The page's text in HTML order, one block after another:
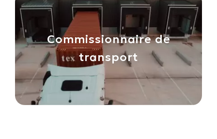
Commissionnaire de
transport